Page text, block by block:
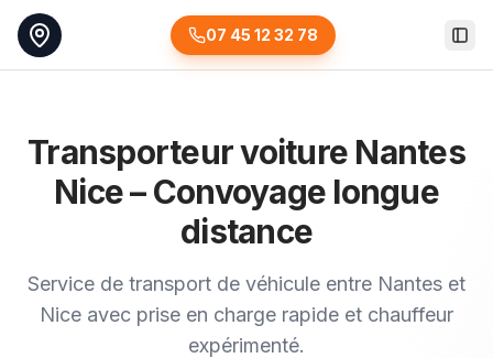
07 45 12 32 78
Transporteur voiture Nantes
Nice – Convoyage longue
distance
Service de transport de véhicule entre Nantes et
Nice avec prise en charge rapide et chauffeur
expérimenté.